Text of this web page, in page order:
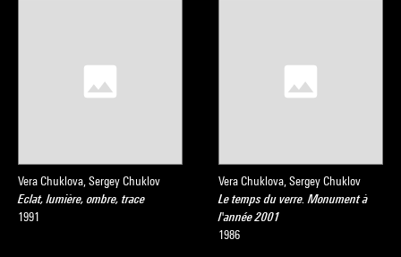
Vera Chuklova, Sergey Chuklov
Eclat, lumière, ombre, trace
1991
Vera Chuklova, Sergey Chuklov
Le temps du verre. Monument à
l'année 2001
1986